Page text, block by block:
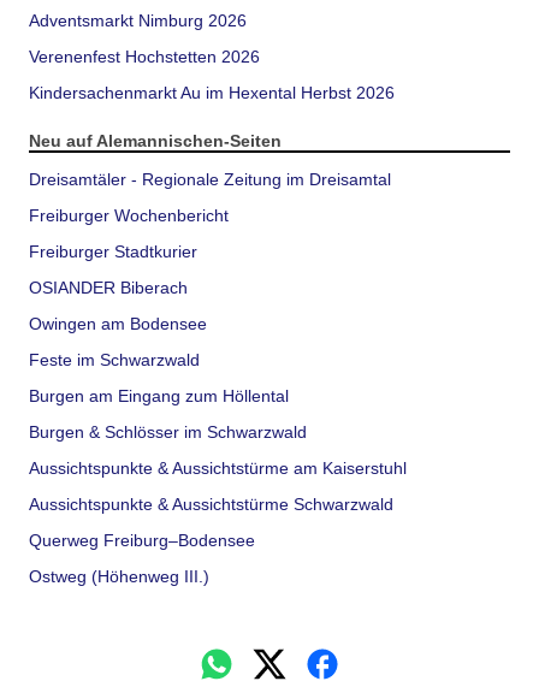
Adventsmarkt Nimburg 2026
Verenenfest Hochstetten 2026
Kindersachenmarkt Au im Hexental Herbst 2026
Neu auf Alemannischen-Seiten
Dreisamtäler - Regionale Zeitung im Dreisamtal
Freiburger Wochenbericht
Freiburger Stadtkurier
OSIANDER Biberach
Owingen am Bodensee
Feste im Schwarzwald
Burgen am Eingang zum Höllental
Burgen & Schlösser im Schwarzwald
Aussichtspunkte & Aussichtstürme am Kaiserstuhl
Aussichtspunkte & Aussichtstürme Schwarzwald
Querweg Freiburg–Bodensee
Ostweg (Höhenweg III.)